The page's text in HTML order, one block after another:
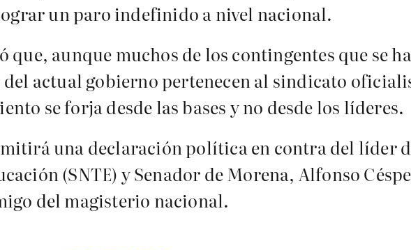
un paro indefinido a nivel nacional.
aunque muchos de los contingentes que se
actual gobierno pertenecen al sindicato
se forja desde las bases y no desde los líderes.
una declaración política en contra del líder
(SNTE) y Senador de Morena, Alfonso
del magisterio nacional.